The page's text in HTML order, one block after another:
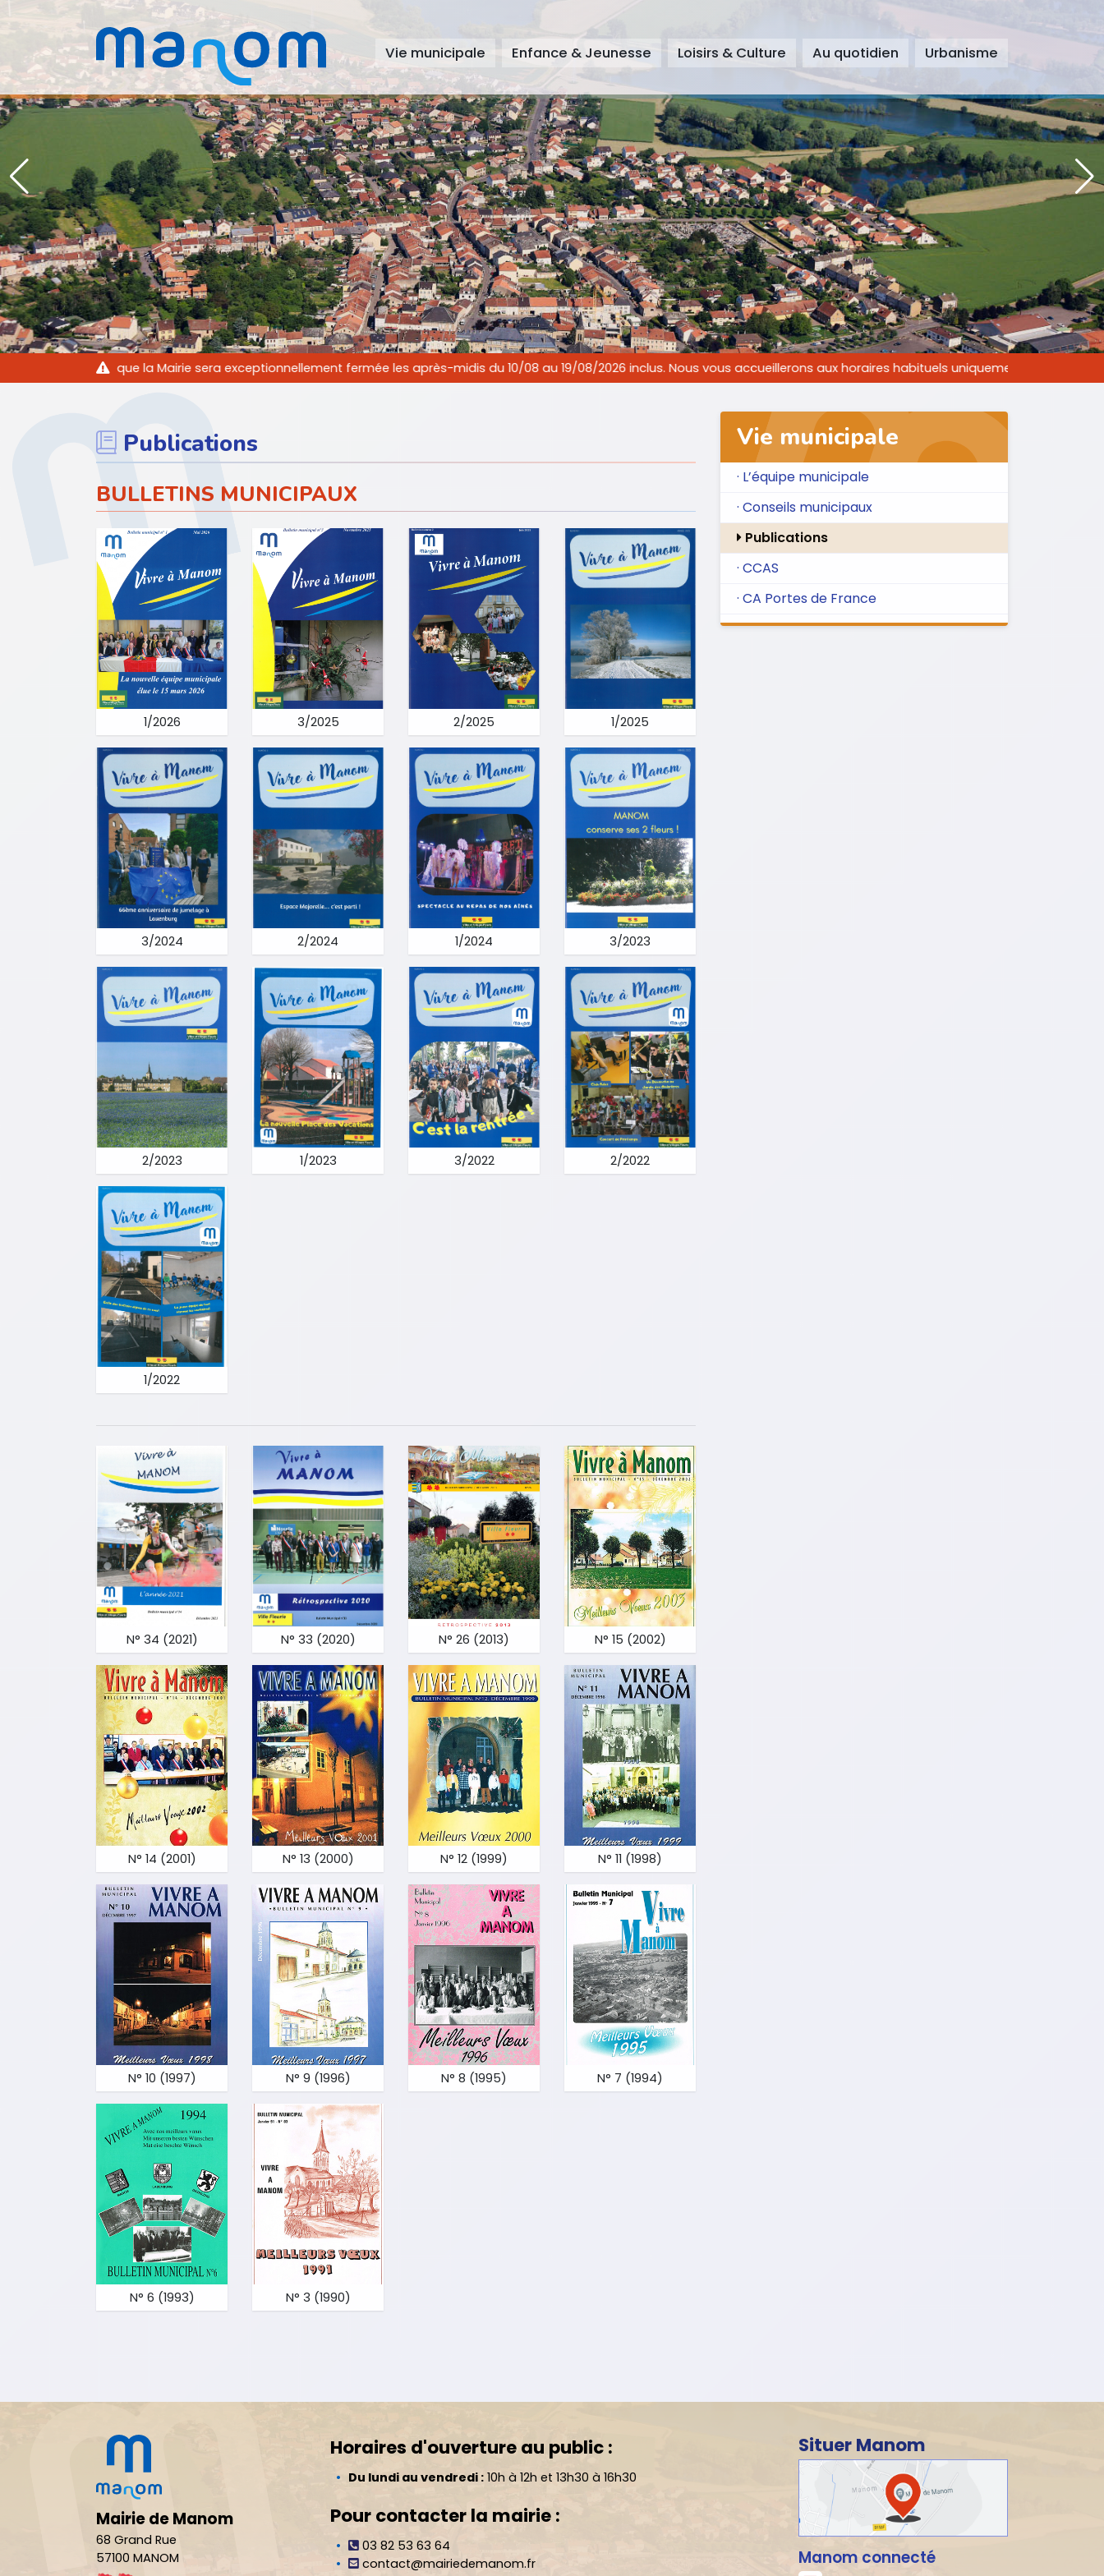
Vie municipale Enfance & Jeunesse Loisirs & Culture Au quotidien Urbanisme
la Mairie sera exceptionnellement fermée les après-midis du 10/08 au 19/08/2026 inclus. Nous vous accueillerons aux horaires habituels uniquement le matin.
Publications
BULLETINS MUNICIPAUX
1/2026 3/2025 2/2025 1/2025
3/2024 2/2024 1/2024 3/2023
2/2023 1/2023 3/2022 2/2022
1/2022
N° 34 (2021) N° 33 (2020) N° 26 (2013) N° 15 (2002)
N° 14 (2001) N° 13 (2000) N° 12 (1999) N° 11 (1998)
N° 10 (1997) N° 9 (1996) N° 8 (1995) N° 7 (1994)
N° 6 (1993) N° 3 (1990)
Vie municipale
· L’équipe municipale
· Conseils municipaux
Publications
· CCAS
· CA Portes de France
Mairie de Manom
68 Grand Rue
57100 MANOM
Horaires d'ouverture au public :
Du lundi au vendredi : 10h à 12h et 13h30 à 16h30
Pour contacter la mairie :
03 82 53 63 64
contact@mairiedemanom.fr
Situer Manom
Manom connecté